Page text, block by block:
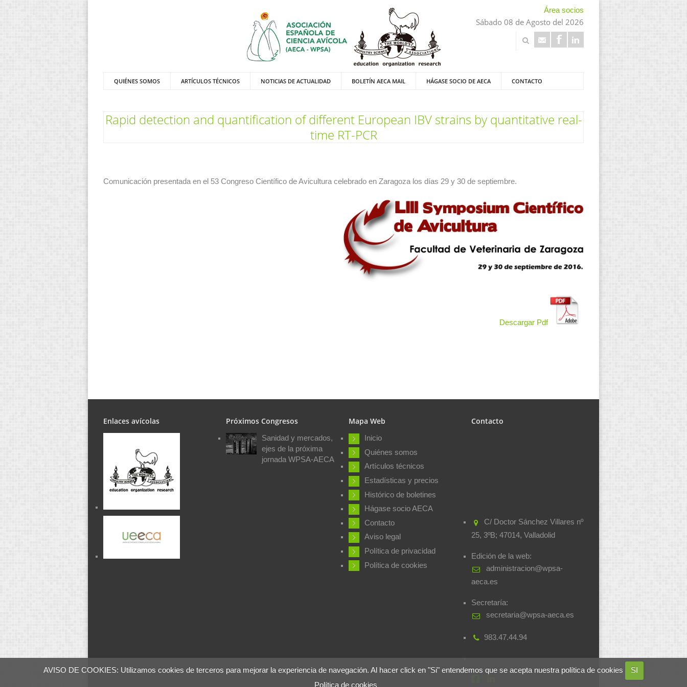
AVISO DE COOKIES: Utilizamos cookies de terceros para mejorar la experiencia de navegación. Al hacer click en "Si" entendemos que se acepta nuestra política de cookies
SI
Política de cookies
Área socios
Sábado 08 de Agosto del 2026
QUIÉNES SOMOS ARTÍCULOS TÉCNICOS NOTICIAS DE ACTUALIDAD BOLETÍN AECA MAIL HÁGASE SOCIO DE AECA CONTACTO
Rapid detection and quantification of different European IBV strains by quantitative real-
time RT-PCR
Comunicación presentada en el 53 Congreso Científico de Avicultura celebrado en Zaragoza los días 29 y 30 de septiembre.
Descargar Pdf
Enlaces avícolas Próximos Congresos
Sanidad y mercados,
ejes de la próxima
jornada WPSA-AECA
Mapa Web
Inicio
Quiénes somos
Artículos técnicos
Estadísticas y precios
Histórico de boletines
Hágase socio AECA
Contacto
Aviso legal
Política de privacidad
Política de cookies
Contacto
C/ Doctor Sánchez Villares nº
25, 3ºB; 47014, Valladolid
Edición de la web:
administracion@wpsa-
aeca.es
Secretaría:
secretaria@wpsa-aeca.es
983.47.44.94